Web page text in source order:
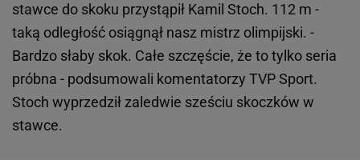
stawce do skoku przystąpił Kamil Stoch. 112 m -
taką odległość osiągnął nasz mistrz olimpijski. -
Bardzo słaby skok. Całe szczęście, że to tylko seria
próbna - podsumowali komentatorzy TVP Sport.
Stoch wyprzedził zaledwie sześciu skoczków w
stawce.